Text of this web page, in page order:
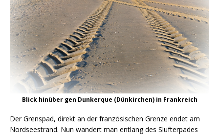
Blick hinüber gen Dunkerque (Dünkirchen) in Frankreich
Der Grenspad, direkt an der französischen Grenze endet am
Nordseestrand. Nun wandert man entlang des Slufterpades